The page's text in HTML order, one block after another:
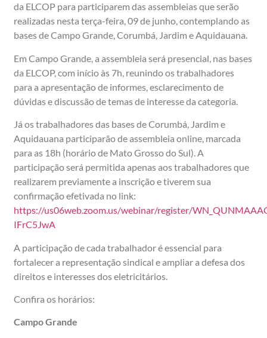
da ELCOP para participarem das assembleias que serão
realizadas nesta terça-feira, 09 de junho, contemplando as
bases de Campo Grande, Corumbá, Jardim e Aquidauana.
Em Campo Grande, a assembleia será presencial, nas bases
da ELCOP, com início às 7h, reunindo os trabalhadores
para a apresentação de informes, esclarecimento de
dúvidas e discussão de temas de interesse da categoria.
Já os trabalhadores das bases de Corumbá, Jardim e
Aquidauana participarão de assembleia online, marcada
para as 18h (horário de Mato Grosso do Sul). A
participação será permitida apenas aos trabalhadores que
realizarem previamente a inscrição e tiverem sua
confirmação efetivada no link:
https://us06web.zoom.us/webinar/register/
IFrC5JwA
A participação de cada trabalhador é essencial para
fortalecer a representação sindical e ampliar a defesa dos
direitos e interesses dos eletricitários.
Confira os horários:
Campo Grande